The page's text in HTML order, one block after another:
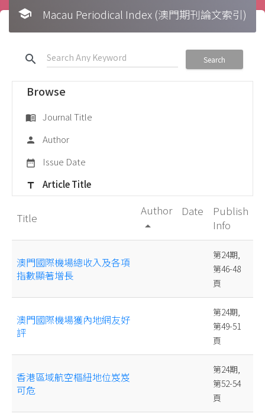
school Macau Periodical Index (澳門期刊論文索引)
search Search
Browse
menu_book Journal Title
person Author
date_range Issue Date
title Article Title
Title
Author
arrow_drop_up
Date
Publish
Info
澳門國際機場總收入及各項
指數顯著增長
第24期,
第46-48
頁
澳門國際機場獲內地網友好
評
第24期,
第49-51
頁
香港區域航空樞紐地位岌岌
可危
第24期,
第52-54
頁